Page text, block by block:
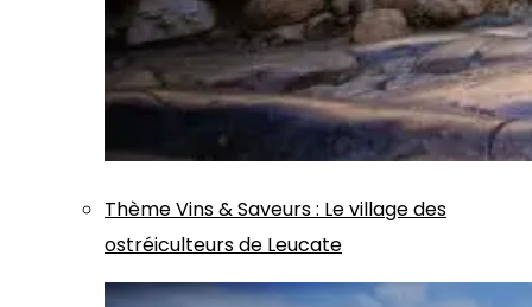
ThèmeVins & Saveurs: Le village des
ostréiculteurs de Leucate